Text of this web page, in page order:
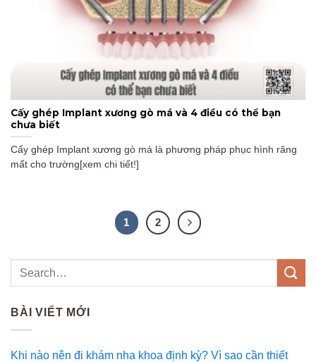
Cấy ghép Implant xương gò má và 4 điều có thể bạn
chưa biết
Cấy ghép Implant xương gò má là phương pháp phục hình răng
mất cho trường[xem chi tiết!]
1 2
BÀI VIẾT MỚI
Khi nào nên đi khám nha khoa định kỳ? Vì sao cần thiết